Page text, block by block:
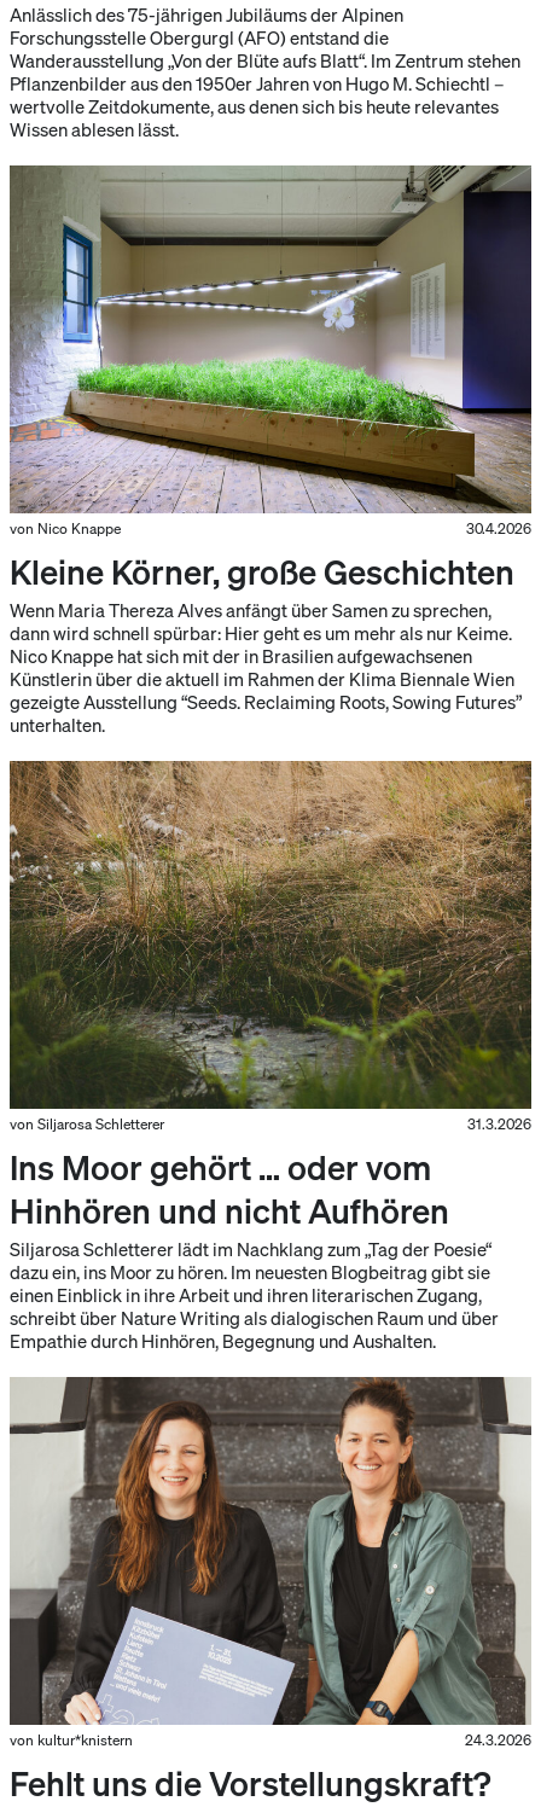
Anlässlich des 75-jährigen Jubiläums der Alpinen
Forschungsstelle Obergurgl (AFO) entstand die
Wanderausstellung „Von der Blüte aufs Blatt“. Im Zentrum stehen
Pflanzenbilder aus den 1950er Jahren von Hugo M. Schiechtl –
wertvolle Zeitdokumente, aus denen sich bis heute relevantes
Wissen ablesen lässt.
von Nico Knappe 30.4.2026
Kleine Körner, große Geschichten
Wenn Maria Thereza Alves anfängt über Samen zu sprechen,
dann wird schnell spürbar: Hier geht es um mehr als nur Keime.
Nico Knappe hat sich mit der in Brasilien aufgewachsenen
Künstlerin über die aktuell im Rahmen der Klima Biennale Wien
gezeigte Ausstellung “Seeds. Reclaiming Roots, Sowing Futures”
unterhalten.
von Siljarosa Schletterer 31.3.2026
Ins Moor gehört … oder vom
Hinhören und nicht Aufhören
Siljarosa Schletterer lädt im Nachklang zum „Tag der Poesie“
dazu ein, ins Moor zu hören. Im neuesten Blogbeitrag gibt sie
einen Einblick in ihre Arbeit und ihren literarischen Zugang,
schreibt über Nature Writing als dialogischen Raum und über
Empathie durch Hinhören, Begegnung und Aushalten.
von kultur*knistern 24.3.2026
Fehlt uns die Vorstellungskraft?